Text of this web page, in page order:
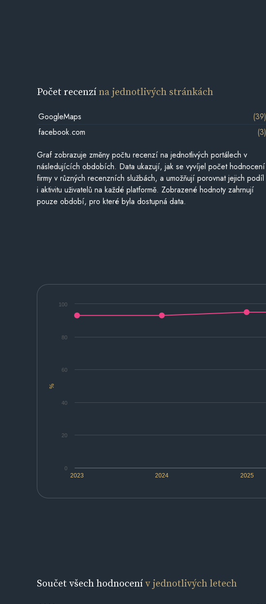
Počet recenzína jednotlivých stránkách
GoogleMaps
(39)
facebook.com
(3)
Graf zobrazuje změny počtu recenzí na jednotlivých portálech v
následujících obdobích. Data ukazují, jak se vyvíjel počet hodnocení
firmy v různých recenzních službách, a umožňují porovnat jejich podíl
i aktivitu uživatelů na každé platformě. Zobrazené hodnoty zahrnují
pouze období, pro které byla dostupná data.
%
2023 2024 2025
0
20
40
60
80
100
Součet všech hodnocenív jednotlivých letech